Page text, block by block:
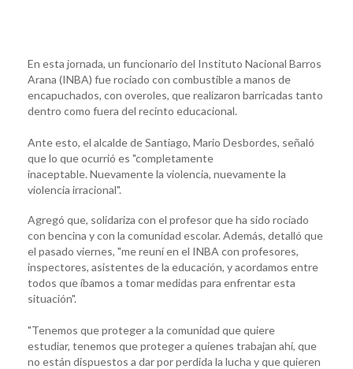
En esta jornada, un funcionario del Instituto Nacional Barros
Arana (INBA) fue rociado con combustible a manos de
encapuchados, con overoles, que realizaron barricadas tanto
dentro como fuera del recinto educacional.
Ante esto, el alcalde de Santiago, Mario Desbordes, señaló
que lo que ocurrió es "completamente
inaceptable. Nuevamente la violencia, nuevamente la
violencia irracional".
Agregó que, solidariza con el profesor que ha sido rociado
con bencina y con la comunidad escolar. Además, detalló que
el pasado viernes, "me reuní en el INBA con profesores,
inspectores, asistentes de la educación, y acordamos entre
todos que íbamos a tomar medidas para enfrentar esta
situación".
"Tenemos que proteger a la comunidad que quiere
estudiar, tenemos que proteger a quienes trabajan ahí, que
no están dispuestos a dar por perdida la lucha y que quieren